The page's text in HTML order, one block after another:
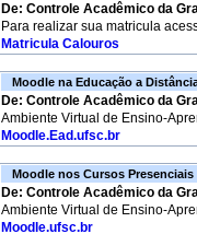
De: Controle Acadêmico da
Para realizar sua matricula
Matricula Calouros
Moodle na Educação a
De: Controle Acadêmico da
Ambiente Virtual de Ensino-
Moodle.Ead.ufsc.br
Moodle nos Cursos Presenciais
De: Controle Acadêmico da
Ambiente Virtual de Ensino-
Moodle.ufsc.br